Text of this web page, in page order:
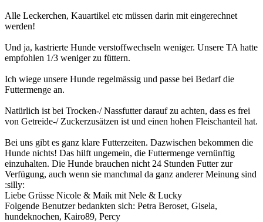
Alle Leckerchen, Kauartikel etc müssen darin mit eingerechnet
werden!
Und ja, kastrierte Hunde verstoffwechseln weniger. Unsere TA hatte
empfohlen 1/3 weniger zu füttern.
Ich wiege unsere Hunde regelmässig und passe bei Bedarf die
Futtermenge an.
Natürlich ist bei Trocken-/ Nassfutter darauf zu achten, dass es frei
von Getreide-/ Zuckerzusätzen ist und einen hohen Fleischanteil hat.
Bei uns gibt es ganz klare Futterzeiten. Dazwischen bekommen die
Hunde nichts! Das hilft ungemein, die Futtermenge vernünftig
einzuhalten. Die Hunde brauchen nicht 24 Stunden Futter zur
Verfügung, auch wenn sie manchmal da ganz anderer Meinung sind
:silly:
Liebe Grüsse Nicole & Maik mit Nele & Lucky
Folgende Benutzer bedankten sich: Petra Beroset, Gisela,
hundeknochen, Kairo89, Percy